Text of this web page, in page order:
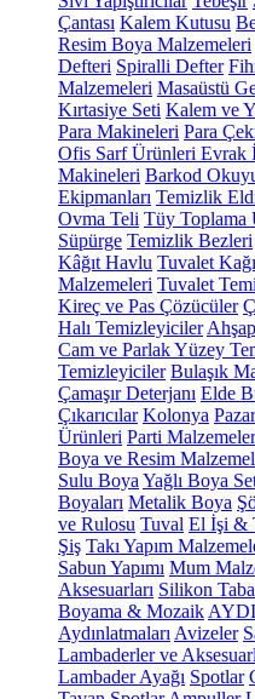
Çantası Kalem Kutusu
Resim Boya Malzemeleri
Defteri Spiralli Defter
Malzemeleri Masaüstü
Kırtasiye Seti Kalem ve
Para Makineleri Para
Ofis Sarf Ürünleri Evrak
Makineleri Barkod
Ekipmanları Temizlik
Ovma Teli Tüy Toplama
Süpürge Temizlik Bezleri
Kâğıt Havlu Tuvalet
Malzemeleri Tuvalet
Kireç ve Pas Çözücüler
Halı Temizleyiciler
Cam ve Parlak Yüzey
Temizleyiciler Bulaşık
Çamaşır Deterjanı Elde
Çıkarıcılar Kolonya
Ürünleri Parti
Boya ve Resim
Sulu Boya Yağlı Boya
Boyaları Metalik Boya
ve Rulosu Tuval El İşi &
Şiş Takı Yapım
Sabun Yapımı Mum
Aksesuarları Silikon
Boyama & Mozaik
Aydınlatmaları Avizeler
Lambaderler ve
Lambader Ayağı Spotlar